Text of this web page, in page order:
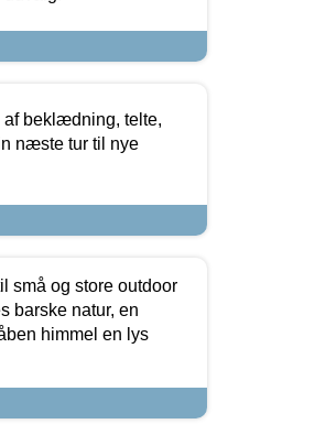
af beklædning, telte,
næste tur til nye
små og store outdoor
barske natur, en
himmel en lys